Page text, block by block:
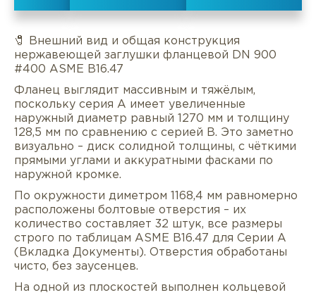
Описание Характеристики
Услуги Оплата/доставка
🧷 Внешний вид и общая конструкция
нержавеющей заглушки фланцевой DN 900
#400 ASME B16.47
Фланец выглядит массивным и тяжёлым,
поскольку серия A имеет увеличенные
наружный диаметр равный 1270 мм и толщину
128,5 мм по сравнению с серией B. Это заметно
визуально – диск солидной толщины, с чёткими
прямыми углами и аккуратными фасками по
наружной кромке.
По окружности диметром 1168,4 мм равномерно
расположены болтовые отверстия – их
количество составляет 32 штук, все размеры
строго по таблицам ASME B16.47 для Серии A
(Вкладка Документы). Отверстия обработаны
чисто, без заусенцев.
На одной из плоскостей выполнен кольцевой